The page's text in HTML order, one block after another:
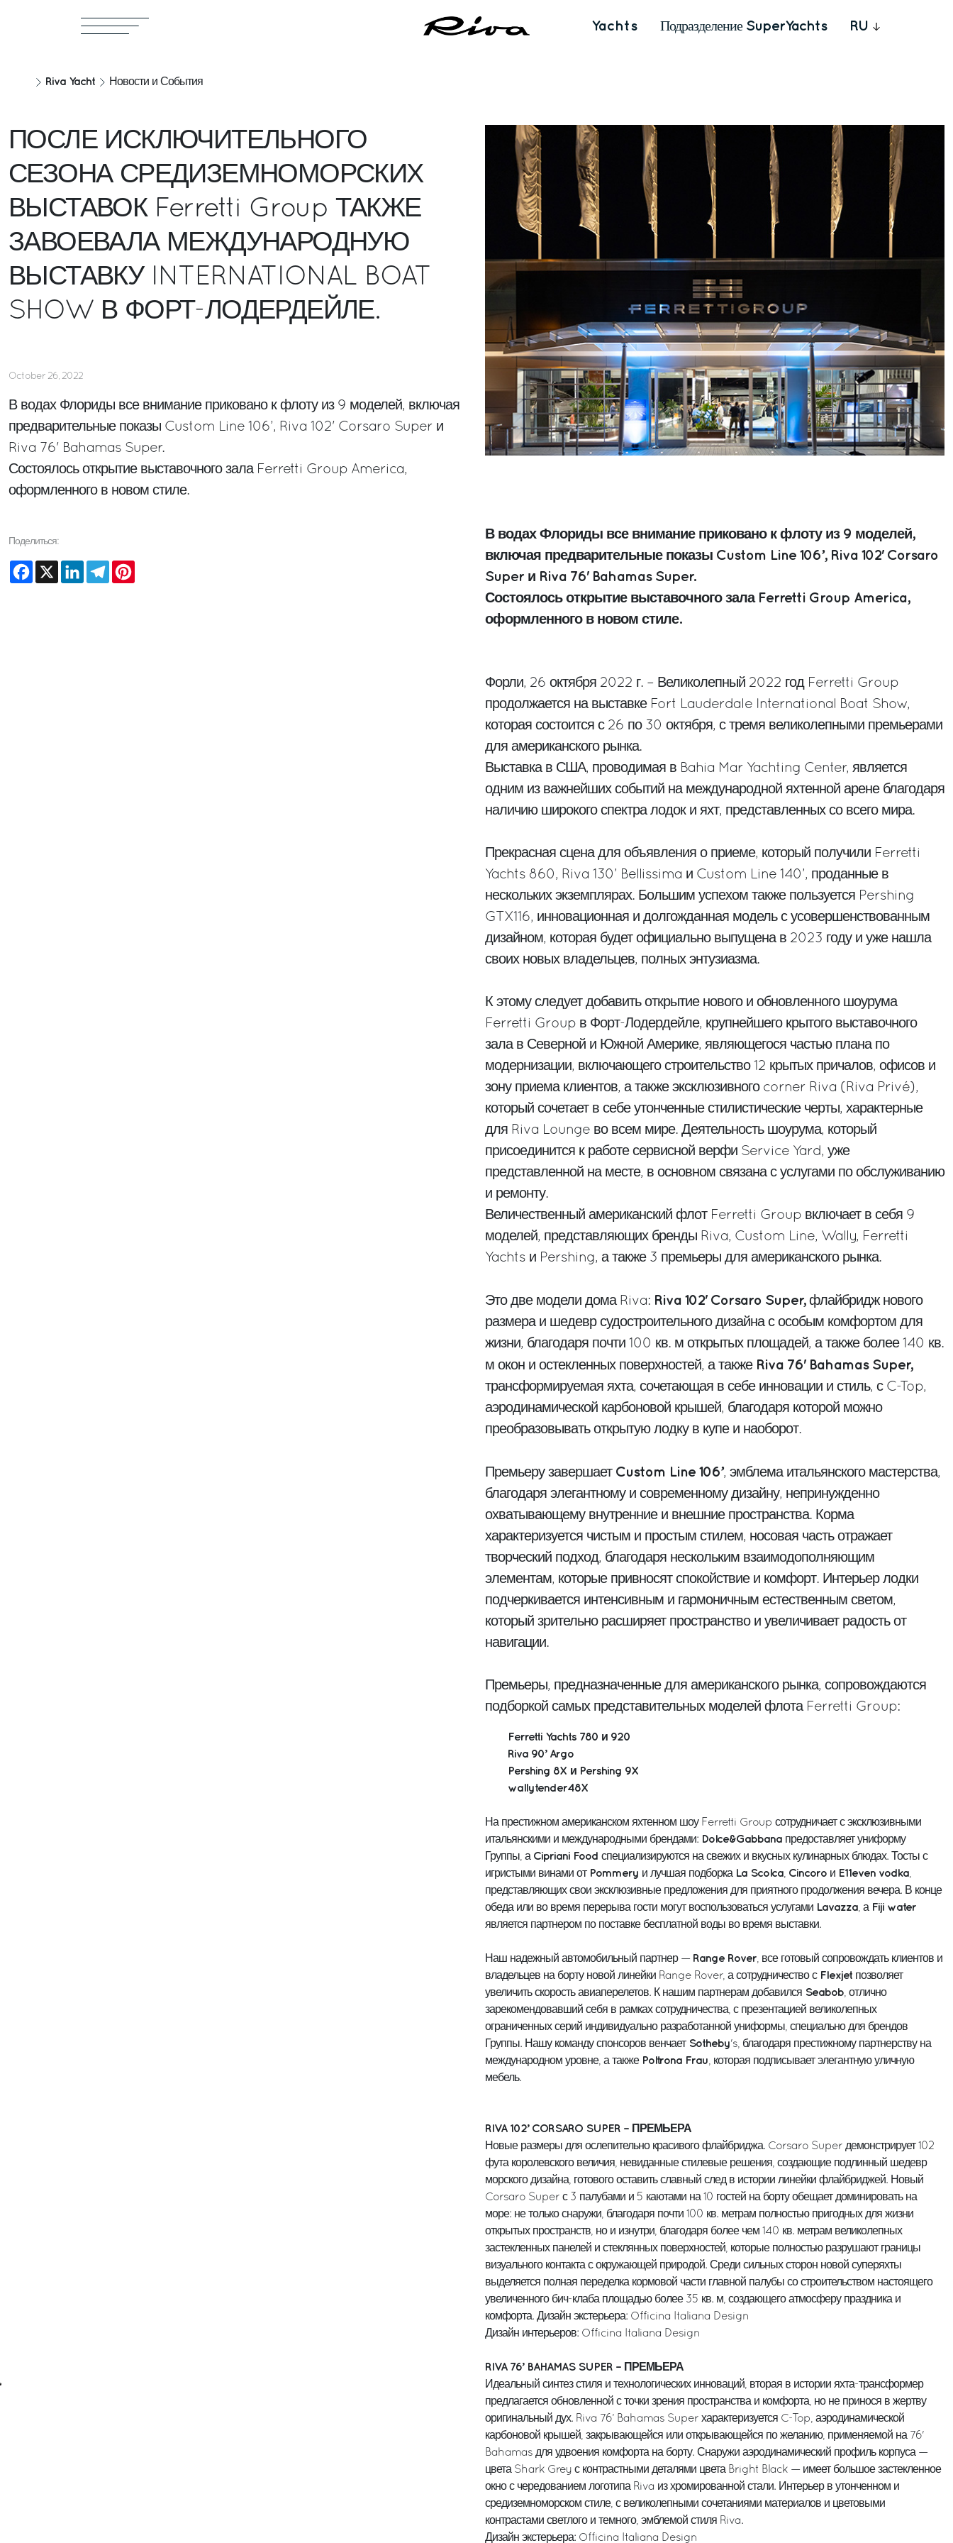
Yachts Подразделение SuperYachts RU
Riva Yacht Новости и События
ПОСЛЕ ИСКЛЮЧИТЕЛЬНОГО
СЕЗОНА СРЕДИЗЕМНОМОРСКИХ
ВЫСТАВОК Ferretti Group ТАКЖЕ
ЗАВОЕВАЛА МЕЖДУНАРОДНУЮ
ВЫСТАВКУ INTERNATIONAL BOAT
SHOW В ФОРТ-ЛОДЕРДЕЙЛЕ.
October 26, 2022
В водах Флориды все внимание приковано к флоту из 9 моделей, включая
предварительные показы Custom Line 106’, Riva 102' Corsaro Super и
Riva 76' Bahamas Super.
Состоялось открытие выставочного зала Ferretti Group America,
оформленного в новом стиле.
Поделиться:
Facebook
X LinkedInTelegram
В водах Флориды все внимание приковано к флоту из 9 моделей,
включая предварительные показы Custom Line 106’, Riva 102' Corsaro
Super и Riva 76' Bahamas Super.
Состоялось открытие выставочного зала Ferretti Group America,
оформленного в новом стиле.
Форли, 26 октября 2022 г. – Великолепный 2022 год Ferretti Group
продолжается на выставке Fort Lauderdale International Boat Show,
которая состоится с 26 по 30 октября, с тремя великолепными премьерами
для американского рынка.
Выставка в США, проводимая в Bahia Mar Yachting Center, является
одним из важнейших событий на международной яхтенной арене благодаря
наличию широкого спектра лодок и яхт, представленных со всего мира.
Прекрасная сцена для объявления о приеме, который получили Ferretti
Yachts 860, Riva 130’ Bellissima и Custom Line 140’, проданные в
нескольких экземплярах. Большим успехом также пользуется Pershing
GTX116, инновационная и долгожданная модель с усовершенствованным
дизайном, которая будет официально выпущена в 2023 году и уже нашла
своих новых владельцев, полных энтузиазма.
К этому следует добавить открытие нового и обновленного шоурума
Ferretti Group в Форт-Лодердейле, крупнейшего крытого выставочного
зала в Северной и Южной Америке, являющегося частью плана по
модернизации, включающего строительство 12 крытых причалов, офисов и
зону приема клиентов, а также эксклюзивного corner Riva (Riva Privé),
который сочетает в себе утонченные стилистические черты, характерные
для Riva Lounge во всем мире. Деятельность шоурума, который
присоединится к работе сервисной верфи Service Yard, уже
представленной на месте, в основном связана с услугами по обслуживанию
и ремонту.
Величественный американский флот Ferretti Group включает в себя 9
моделей, представляющих бренды Riva, Custom Line, Wally, Ferretti
Yachts и Pershing, а также 3 премьеры для американского рынка.
Это две модели дома Riva: Riva 102' Corsaro Super,флайбридж нового
размера и шедевр судостроительного дизайна с особым комфортом для
жизни, благодаря почти 100 кв. м открытых площадей, а также более 140 кв.
м окон и остекленных поверхностей, а также Riva 76' Bahamas Super,
трансформируемая яхта, сочетающая в себе инновации и стиль, с C-Top,
аэродинамической карбоновой крышей, благодаря которой можно
преобразовывать открытую лодку в купе и наоборот.
Премьеру завершает Custom Line 106’, эмблема итальянского мастерства,
благодаря элегантному и современному дизайну, непринужденно
охватывающему внутренние и внешние пространства. Корма
характеризуется чистым и простым стилем, носовая часть отражает
творческий подход, благодаря нескольким взаимодополняющим
элементам, которые привносят спокойствие и комфорт. Интерьер лодки
подчеркивается интенсивным и гармоничным естественным светом,
который зрительно расширяет пространство и увеличивает радость от
навигации.
Премьеры, предназначенные для американского рынка, сопровождаются
подборкой самых представительных моделей флота Ferretti Group:
Ferretti Yachts 780 и 920
Riva 90’ Argo
Pershing 8X и Pershing 9X
wallytender48X
На престижном американском яхтенном шоу Ferretti Group сотрудничает с эксклюзивными
итальянскими и международными брендами: Dolce&Gabbana предоставляет униформу
Группы, а Cipriani Food специализируются на свежих и вкусных кулинарных блюдах. Тосты с
игристыми винами от Pommery и лучшая подборка La Scolca Cincoro и E11even vodka
представляющих свои эксклюзивные предложения для приятного продолжения вечера. В конце
обеда или во время перерыва гости могут воспользоваться услугами Lavazza , а Fiji water
является партнером по поставке бесплатной воды во время выставки.
Наш надежный автомобильный партнер — Range Rover , все готовый сопровождать клиентов и
владельцев на борту новой линейки Range Rover, а сотрудничество с Flexjet позволяет
увеличить скорость авиаперелетов. К нашим партнерам добавился Seabob , отлично
зарекомендовавший себя в рамках сотрудничества, с презентацией великолепных
ограниченных серий индивидуально разработанной униформы, специально для брендов
Группы. Нашу команду спонсоров венчает Sotheby's, благодаря престижному партнерству на
международном уровне, а также Poltrona Frau , которая подписывает элегантную уличную
мебель.
RIVA 102’ CORSARO SUPER – ПРЕМЬЕРА
Новые размеры для ослепительно красивого флайбриджа. Corsaro Super демонстрирует 102
фута королевского величия, невиданные стилевые решения, создающие подлинный шедевр
морского дизайна, готового оставить славный след в истории линейки флайбриджей. Новый
Corsaro Super с 3 палубами и 5 каютами на 10 гостей на борту обещает доминировать на
море: не только снаружи, благодаря почти 100 кв. метрам полностью пригодных для жизни
открытых пространств, но и изнутри, благодаря более чем 140 кв. метрам великолепных
застекленных панелей и стеклянных поверхностей, которые полностью разрушают границы
визуального контакта с окружающей природой. Среди сильных сторон новой суперяхты
выделяется полная переделка кормовой части главной палубы со строительством настоящего
увеличенного бич-клаба площадью более 35 кв. м, создающего атмосферу праздника и
комфорта. Дизайн экстерьера: Officina Italiana Design
Дизайн интерьеров: Officina Italiana Design
RIVA 76’ BAHAMAS SUPER – ПРЕМЬЕРА
Идеальный синтез стиля и технологических инноваций, вторая в истории яхта-трансформер
предлагается обновленной с точки зрения пространства и комфорта, но не принося в жертву
оригинальный дух. Riva 76’ Bahamas Super характеризуется C-Top, аэродинамической
карбоновой крышей, закрывающейся или открывающейся по желанию, применяемой на 76'
Bahamas для удвоения комфорта на борту. Снаружи аэродинамический профиль корпуса —
цвета Shark Grey с контрастными деталями цвета Bright Black — имеет большое застекленное
окно с чередованием логотипа Riva из хромированной стали. Интерьер в утонченном и
средиземноморском стиле, с великолепными сочетаниями материалов и цветовыми
контрастами светлого и темного, эмблемой стиля Riva.
Дизайн экстерьера: Officina Italiana Design